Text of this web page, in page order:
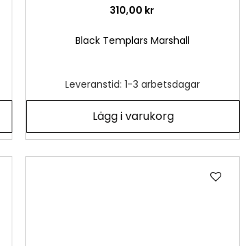
310,00 kr
Black Templars Marshall
Leveranstid: 1-3 arbetsdagar
Lägg i varukorg